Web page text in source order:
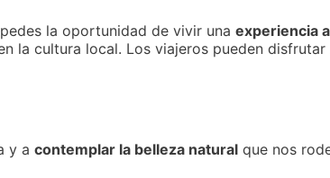
la oportunidad de vivir una experiencia
la cultura local. Los viajeros pueden disfrutar
y a contemplar la belleza natural que nos